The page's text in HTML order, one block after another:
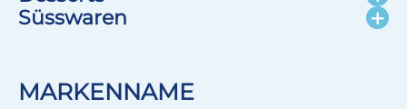
Süsswaren
MARKENNAME